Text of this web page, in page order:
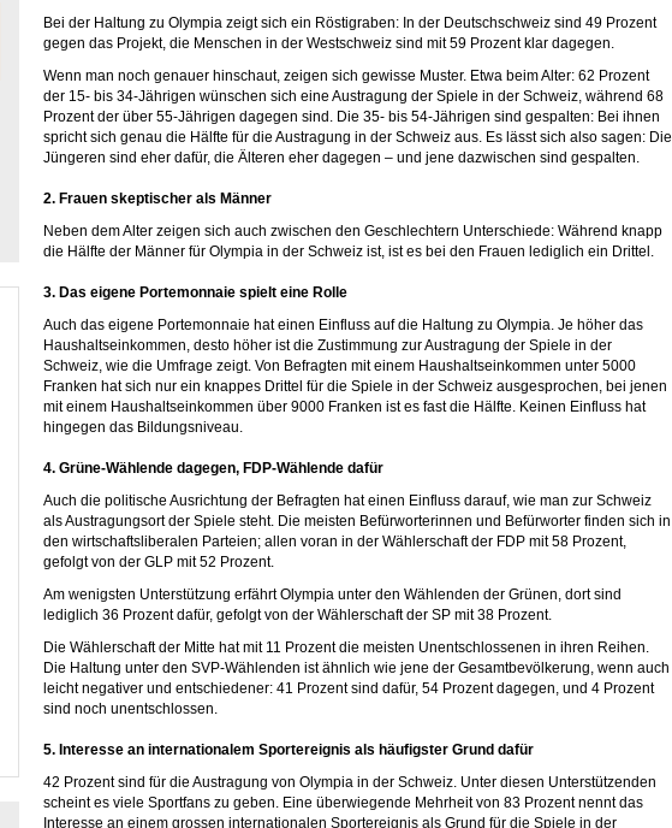
Bei der Haltung zu Olympia zeigt sich ein Röstigraben: In der Deutschschweiz sind 49 Prozent
gegen das Projekt, die Menschen in der Westschweiz sind mit 59 Prozent klar dagegen.
Wenn man noch genauer hinschaut, zeigen sich gewisse Muster. Etwa beim Alter: 62 Prozent
der 15- bis 34-Jährigen wünschen sich eine Austragung der Spiele in der Schweiz, während 68
Prozent der über 55-Jährigen dagegen sind. Die 35- bis 54-Jährigen sind gespalten: Bei ihnen
spricht sich genau die Hälfte für die Austragung in der Schweiz aus. Es lässt sich also sagen: Die
Jüngeren sind eher dafür, die Älteren eher dagegen – und jene dazwischen sind gespalten.
2. Frauen skeptischer als Männer
Neben dem Alter zeigen sich auch zwischen den Geschlechtern Unterschiede: Während knapp
die Hälfte der Männer für Olympia in der Schweiz ist, ist es bei den Frauen lediglich ein Drittel.
3. Das eigene Portemonnaie spielt eine Rolle
Auch das eigene Portemonnaie hat einen Einfluss auf die Haltung zu Olympia. Je höher das
Haushaltseinkommen, desto höher ist die Zustimmung zur Austragung der Spiele in der
Schweiz, wie die Umfrage zeigt. Von Befragten mit einem Haushaltseinkommen unter 5000
Franken hat sich nur ein knappes Drittel für die Spiele in der Schweiz ausgesprochen, bei jenen
mit einem Haushaltseinkommen über 9000 Franken ist es fast die Hälfte. Keinen Einfluss hat
hingegen das Bildungsniveau.
4. Grüne-Wählende dagegen, FDP-Wählende dafür
Auch die politische Ausrichtung der Befragten hat einen Einfluss darauf, wie man zur Schweiz
als Austragungsort der Spiele steht. Die meisten Befürworterinnen und Befürworter finden sich in
den wirtschaftsliberalen Parteien; allen voran in der Wählerschaft der FDP mit 58 Prozent,
gefolgt von der GLP mit 52 Prozent.
Am wenigsten Unterstützung erfährt Olympia unter den Wählenden der Grünen, dort sind
lediglich 36 Prozent dafür, gefolgt von der Wählerschaft der SP mit 38 Prozent.
Die Wählerschaft der Mitte hat mit 11 Prozent die meisten Unentschlossenen in ihren Reihen.
Die Haltung unter den SVP-Wählenden ist ähnlich wie jene der Gesamtbevölkerung, wenn auch
leicht negativer und entschiedener: 41 Prozent sind dafür, 54 Prozent dagegen, und 4 Prozent
sind noch unentschlossen.
5. Interesse an internationalem Sportereignis als häufigster Grund dafür
42 Prozent sind für die Austragung von Olympia in der Schweiz. Unter diesen Unterstützenden
scheint es viele Sportfans zu geben. Eine überwiegende Mehrheit von 83 Prozent nennt das
Interesse an einem grossen internationalen Sportereignis als Grund für die Spiele in der